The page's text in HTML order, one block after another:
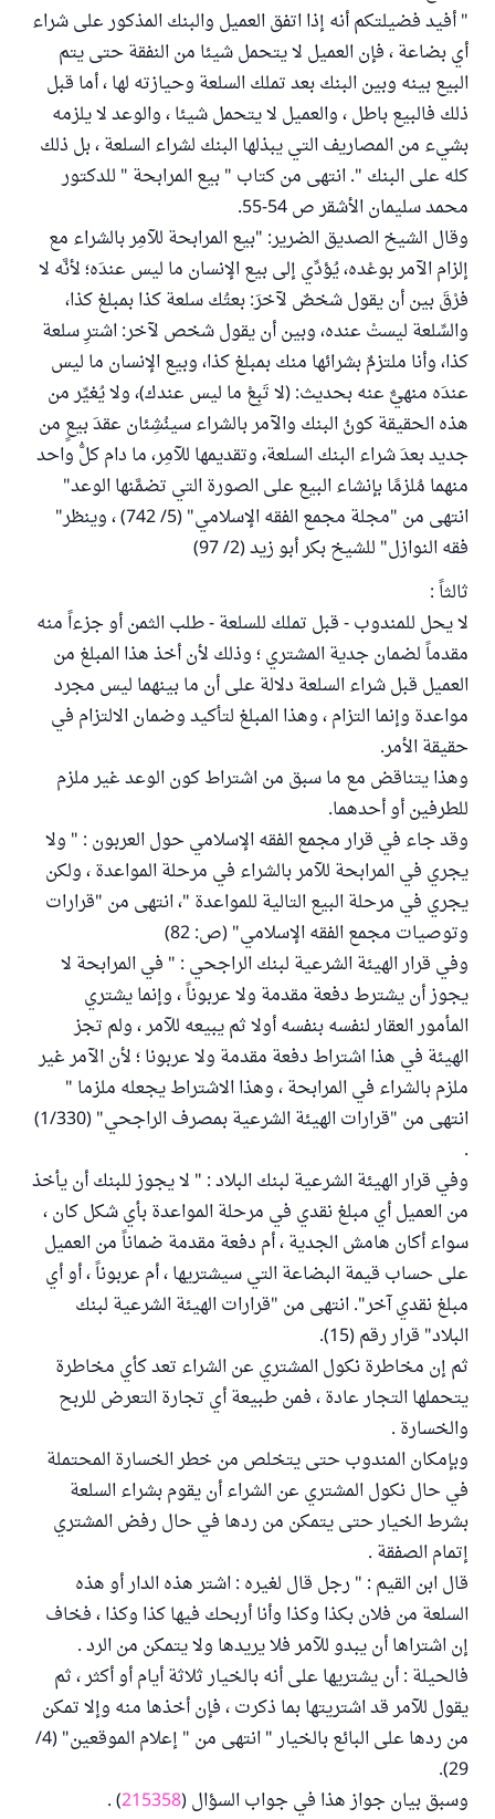
" أفيد فضيلتكم أنه إذا اتفق العميل والبنك المذكور على شراء
أي بضاعة ، فإن العميل لا يتحمل شيئا من النفقة حتى يتم
البيع بينه وبين البنك بعد تملك السلعة وحيازته لها ، أما قبل
ذلك فالبيع باطل ، والعميل لا يتحمل شيئا ، والوعد لا يلزمه
بشيء من المصاريف التي يبذلها البنك لشراء السلعة ، بل ذلك
كله على البنك ". انتهى من كتاب " بيع المرابحة " للدكتور
محمد سليمان الأشقر ص 54-55.
وقال الشيخ الصديق الضرير: "بيع المرابحة للآمِر بالشراء مع
إلزام الآمر بوعْده، يُؤدِّي إلى بيع الإنسان ما ليس عندَه؛ لأنَّه لا
فرْقَ بين أن يقول شخصٌ لآخرَ: بعتُك سلعة كذا بمبلغ كذا،
والسِّلعة ليستْ عنده، وبين أن يقول شخص لآخر: اشترِ سلعة
كذا، وأنا ملتزمٌ بشرائها منك بمبلغ كذا، وبيع الإنسان ما ليس
عندَه منهيٌّ عنه بحديث: (لا تَبِعْ ما ليس عندك)، ولا يُغيِّر من
هذه الحقيقة كونُ البنك والآمر بالشراء سينُشِئان عقدَ بيعٍ من
جديد بعدَ شراء البنك السلعة، وتقديمها للآمِر، ما دام كلُّ واحد
منهما مُلزمًا بإنشاء البيع على الصورة التي تضمَّنها الوعد"
انتهى من "مجلة مجمع الفقه الإسلامي" (5/ 742) ، وينظر"
فقه النوازل" للشيخ بكر أبو زيد (2/ 97)
ثالثاً :
لا يحل للمندوب - قبل تملك للسلعة - طلب الثمن أو جزءاً منه
مقدماً لضمان جدية المشتري ؛ وذلك لأن أخذ هذا المبلغ من
العميل قبل شراء السلعة دلالة على أن ما بينهما ليس مجرد
مواعدة وإنما التزام ، وهذا المبلغ لتأكيد وضمان الالتزام في
حقيقة الأمر.
وهذا يتناقض مع ما سبق من اشتراط كون الوعد غير ملزم
للطرفين أو أحدهما.
وقد جاء في قرار مجمع الفقه الإسلامي حول العربون : " ولا
يجري في المرابحة للآمر بالشراء في مرحلة المواعدة ، ولكن
يجري في مرحلة البيع التالية للمواعدة "، انتهى من "قرارات
وتوصيات مجمع الفقه الإسلامي" (ص: 82)
وفي قرار الهيئة الشرعية لبنك الراجحي : " في المرابحة لا
يجوز أن يشترط دفعة مقدمة ولا عربوناً ، وإنما يشتري
المأمور العقار لنفسه بنفسه أولا ثم يبيعه للآمر ، ولم تجز
الهيئة في هذا اشتراط دفعة مقدمة ولا عربونا ؛ لأن الآمر غير
ملزم بالشراء في المرابحة ، وهذا الاشتراط يجعله ملزما "
انتهى من "قرارات الهيئة الشرعية بمصرف الراجحي" (1/330)
.
وفي قرار الهيئة الشرعية لبنك البلاد : " لا يجوز للبنك أن يأخذ
من العميل أي مبلغ نقدي في مرحلة المواعدة بأي شكل كان ،
سواء أكان هامش الجدية ، أم دفعة مقدمة ضماناً من العميل
على حساب قيمة البضاعة التي سيشتريها ، أم عربوناً ، أو أي
مبلغ نقدي آخر". انتهى من "قرارات الهيئة الشرعية لبنك
البلاد" قرار رقم (15).
ثم إن مخاطرة نكول المشتري عن الشراء تعد كأي مخاطرة
يتحملها التجار عادة ، فمن طبيعة أي تجارة التعرض للربح
والخسارة .
وبإمكان المندوب حتى يتخلص من خطر الخسارة المحتملة
في حال نكول المشتري عن الشراء أن يقوم بشراء السلعة
بشرط الخيار حتى يتمكن من ردها في حال رفض المشتري
إتمام الصفقة .
قال ابن القيم : " رجل قال لغيره : اشتر هذه الدار أو هذه
السلعة من فلان بكذا وكذا وأنا أربحك فيها كذا وكذا ، فخاف
إن اشتراها أن يبدو للآمر فلا يريدها ولا يتمكن من الرد .
فالحيلة : أن يشتريها على أنه بالخيار ثلاثة أيام أو أكثر ، ثم
يقول للآمر قد اشتريتها بما ذكرت ، فإن أخذها منه وإلا تمكن
من ردها على البائع بالخيار " انتهى من " إعلام الموقعين" (4/
29).
وسبق بيان جواز هذا في جواب السؤال (215358
) .